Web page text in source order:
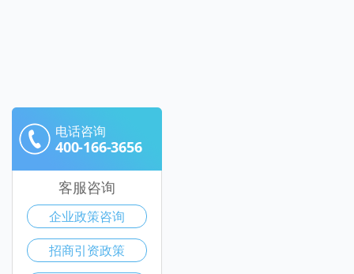
电话咨询
400-166-3656
客服咨询
企业政策咨询
招商引资政策